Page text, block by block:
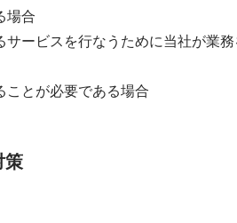
場合
サービスを行なうために当社が業
ことが必要である場合
策